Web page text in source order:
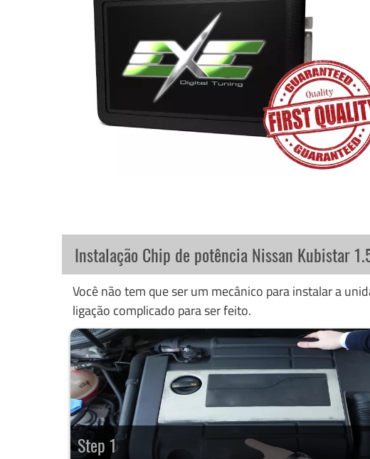
Instalação Chip de potência Nissan Kubistar
Você não tem que ser um mecânico para instalar a
ligação complicado para ser feito.
Step 1